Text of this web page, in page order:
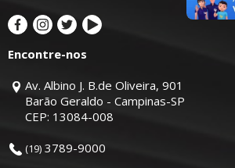
Encontre-nos
Av. Albino J. B.de Oliveira, 901
Barão Geraldo - Campinas-SP
CEP: 13084-008
(19) 3789-9000